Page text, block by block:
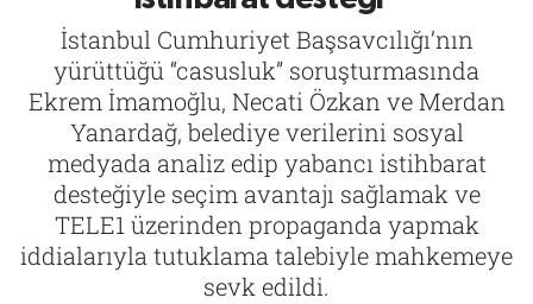
İstanbul Cumhuriyet Başsavcılığı’nın
yürüttüğü “casusluk” soruşturmasında
Ekrem İmamoğlu, Necati Özkan ve Merdan
Yanardağ, belediye verilerini sosyal
medyada analiz edip yabancı istihbarat
desteğiyle seçim avantajı sağlamak ve
TELE1 üzerinden propaganda yapmak
iddialarıyla tutuklama talebiyle mahkemeye
sevk edildi.
Tarih
İletişim
Künye